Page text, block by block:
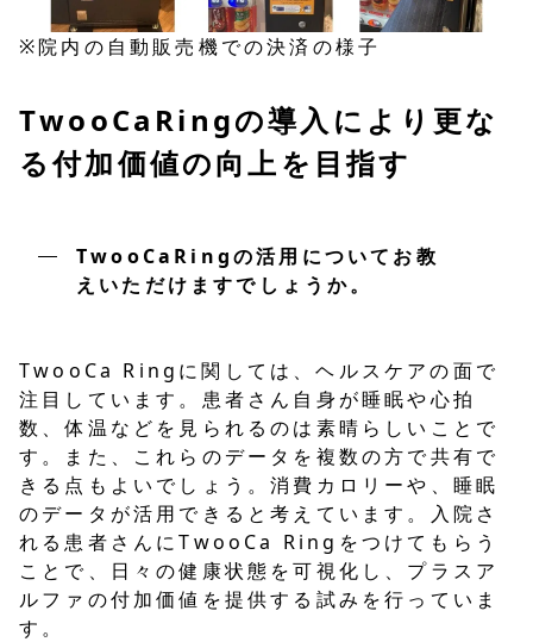
※院内の自動販売機での決済の様子
TwooCaRingの導入により更な
る付加価値の向上を目指す
TwooCaRingの活用についてお教
えいただけますでしょうか。
TwooCa Ringに関しては、ヘルスケアの面で
注目しています。患者さん自身が睡眠や心拍
数、体温などを見られるのは素晴らしいことで
す。また、これらのデータを複数の方で共有で
きる点もよいでしょう。消費カロリーや、睡眠
のデータが活用できると考えています。入院さ
れる患者さんにTwooCa Ringをつけてもらう
ことで、日々の健康状態を可視化し、プラスア
ルファの付加価値を提供する試みを行っていま
す。